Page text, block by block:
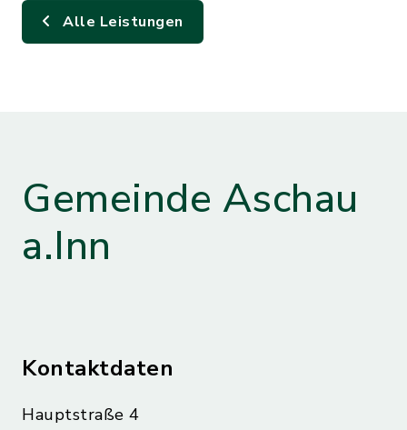
Alle Leistungen
Gemeinde Aschau
a.Inn
Kontaktdaten
Hauptstraße 4